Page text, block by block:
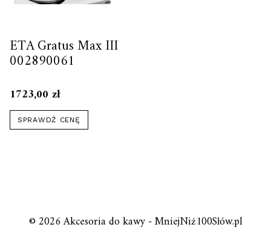
ETA Gratus Max III
002890061
1723,00 zł
SPRAWDŹ CENĘ
© 2026 Akcesoria do kawy - MniejNiż100Słów.pl